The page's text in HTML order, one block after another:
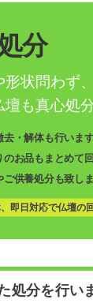
分
状問わず、
壇も真心処
・解体も行います
お品もまとめて回
供養処分も致しま
即日対応で仏壇の
処分を行い